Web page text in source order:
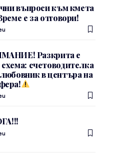
въпроси към кмета
е за отговори!
Разкрита е
счетоводителка
в центъра на